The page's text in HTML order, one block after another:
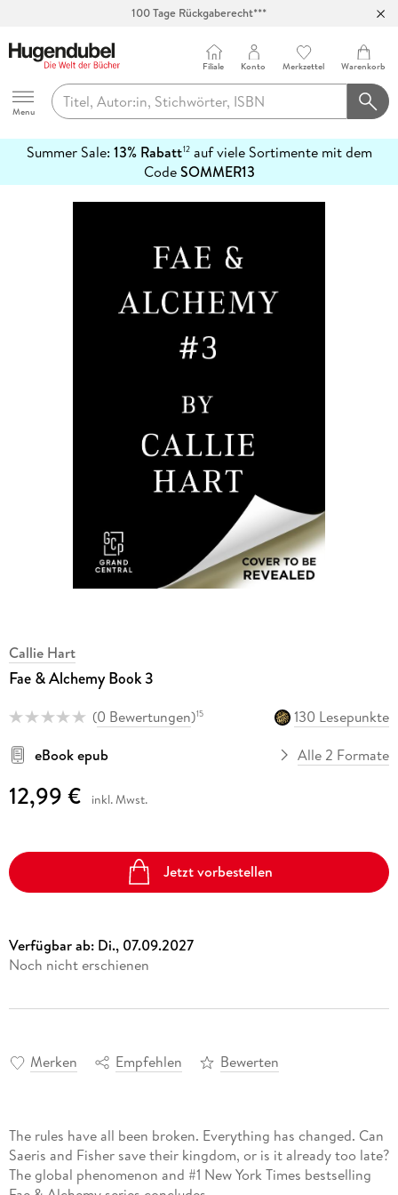
100 Tage Rückgaberecht***
Hugendubel
Menu
Filiale Konto Merkzettel Warenkorb
Summer Sale: 13% Rabatt12auf viele Sortimente mit dem
CodeSOMMER13
erfahren
Callie Hart
Fae & Alchemy Book 3
(0 Bewertungen)15
130 Lesepunkte
eBook epub
Alle 2 Formate
12,99 € inkl. Mwst.
Jetzt vorbestellen
Verfügbar ab: Di., 07.09.2027
Noch nicht erschienen
Merken Empfehlen Bewerten
The rules have all been broken. Everything has changed. Can
Saeris and Fisher save their kingdom, or is it already too late?
The global phenomenon and #1 New York Times bestselling